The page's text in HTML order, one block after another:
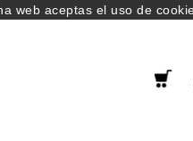
web aceptas el uso de